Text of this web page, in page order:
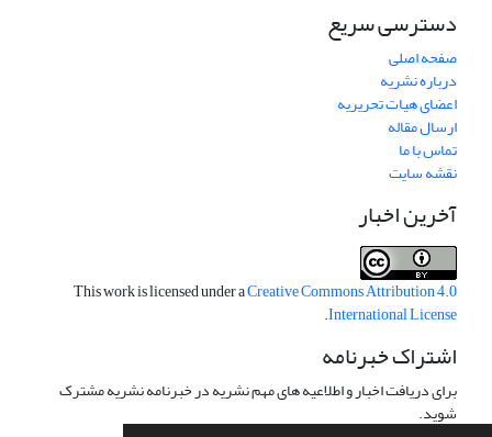
دسترسی سریع
صفحه اصلی
درباره نشریه
اعضای هیات تحریریه
ارسال مقاله
تماس با ما
نقشه سایت
آخرین اخبار
This work is licensed under aCreative Commons Attribution 4.0
International License
.
اشتراک خبرنامه
برای دریافت اخبار و اطلاعیه های مهم نشریه در خبرنامه نشریه مشترک
شوید.